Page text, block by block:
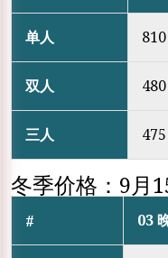
单人
双人
三人
冬季价格：9月
# 03